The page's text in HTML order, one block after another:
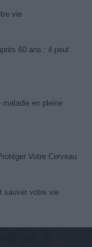
vie
60 ans : il peut
en pleine
Votre Cerveau
sauver votre vie